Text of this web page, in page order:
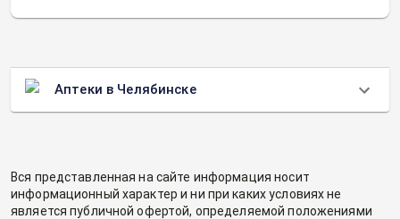
Аптеки в Челябинске
Вся представленная на сайте информация носит
информационный характер и ни при каких условиях не
является публичной офертой, определяемой положениями